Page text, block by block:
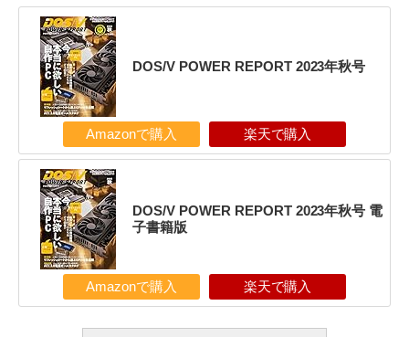
DOS/V POWER REPORT 2023年秋号
Amazonで購入 楽天で購入
DOS/V POWER REPORT 2023年秋号 電
子書籍版
Amazonで購入 楽天で購入